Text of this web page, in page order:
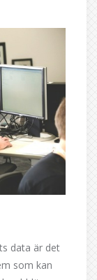
data är det
som kan